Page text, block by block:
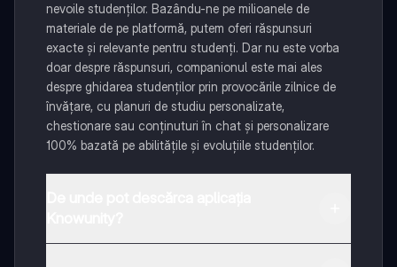
nevoile studenților. Bazându-ne pe milioanele de
materiale de pe platformă, putem oferi răspunsuri
exacte și relevante pentru studenți. Dar nu este vorba
doar despre răspunsuri, companionul este mai ales
despre ghidarea studenților prin provocările zilnice de
învățare, cu planuri de studiu personalizate,
chestionare sau conținuturi în chat și personalizare
100% bazată pe abilitățile și evoluțiile studenților.